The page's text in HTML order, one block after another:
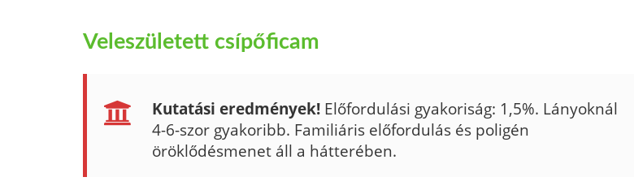
Veleszületett csípőficam
Kutatási eredmények! Előfordulási gyakoriság: 1,5%. Lányoknál
4-6-szor gyakoribb. Familiáris elő­fordulás és poligén
öröklődésmenet áll a hátterében.